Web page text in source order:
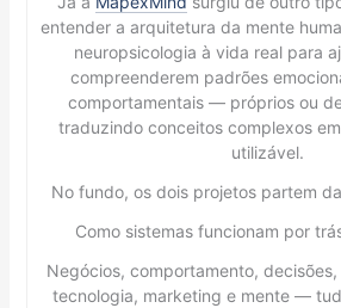
entender a arquitetura da mente
neuropsicologia à vida real para
compreenderem padrões
comportamentais — próprios ou
traduzindo conceitos complexos
utilizável.
No fundo, os dois projetos partem
Como sistemas funcionam por
Negócios, comportamento,
tecnologia, marketing e mente —